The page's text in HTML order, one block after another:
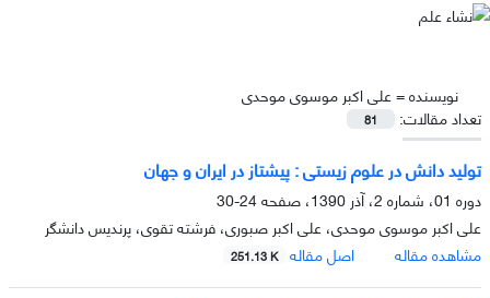
نویسنده =علی اکبر موسوی موحدی
تعداد مقالات:
81
تولید دانش در علوم زیستى : پیشتاز در ایران و جهان
دوره 01، شماره 2، آذر 1390، صفحه
24-30
علی اکبر موسوی موحدی، علی اکبر صبوری، فرشته تقوی، پرندیس دانشگر
مشاهده مقاله
اصل مقاله 251.13 K